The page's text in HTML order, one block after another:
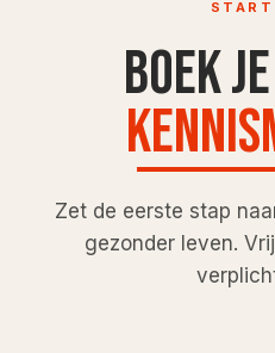
START
Boek
Zet de eerste stap
gezonder leven.